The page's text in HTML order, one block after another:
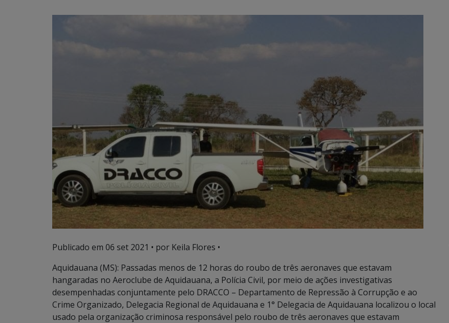
Publicado em 06 set 2021 • por Keila Flores •
Aquidauana (MS): Passadas menos de 12 horas do roubo de três aeronaves que estavam
hangaradas no Aeroclube de Aquidauana, a Polícia Civil, por meio de ações investigativas
desempenhadas conjuntamente pelo DRACCO – Departamento de Repressão à Corrupção e ao
Crime Organizado, Delegacia Regional de Aquidauana e 1° Delegacia de Aquidauana localizou o local
usado pela organização criminosa responsável pelo roubo de três aeronaves que estavam